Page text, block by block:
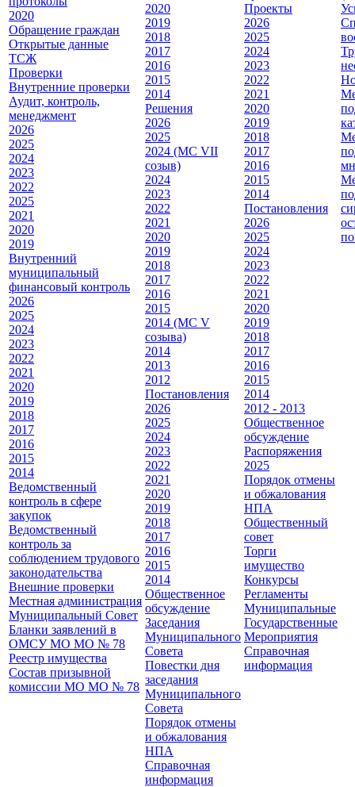
2020
Обращение граждан
Открытые данные
ТСЖ
Проверки
Внутренние проверки
Аудит, контроль,
менеджмент
2026
2025
2024
2023
2022
2025
2021
2020
2019
Внутренний
муниципальный
финансовый контроль
2026
2025
2024
2023
2022
2021
2020
2019
2018
2017
2016
2015
2014
Ведомственный
контроль в сфере
закупок
Ведомственный
контроль за
соблюдением трудового
законодательства
Внешние проверки
Местная администрация
Муниципальный Совет
Бланки заявлений в
ОМСУ МО МО № 78
Реестр имущества
Состав призывной
комиссии МО МО № 78
2020
2019
2018
2017
2016
2015
2014
Решения
2026
2025
2024 (МС VII
созыв)
2024
2023
2022
2021
2020
2019
2018
2017
2016
2015
2014 (МС V
созыва)
2014
2013
2012
Постановления
2026
2025
2024
2023
2022
2021
2020
2019
2018
2017
2016
2015
2014
Общественное
обсуждение
Заседания
Муниципального
Совета
Повестки дня
заседания
Муниципального
Совета
Порядок отмены
и обжалования
НПА
Справочная
информация
Проекты
2026
2025
2024
2023
2022
2021
2020
2019
2018
2017
2016
2015
2014
Постановления
2026
2025
2024
2023
2022
2021
2020
2019
2018
2017
2016
2015
2014
2012 - 2013
Общественное
обсуждение
Распоряжения
2025
Порядок отмены
и обжалования
НПА
Общественный
совет
Торги
имущество
Конкурсы
Регламенты
Муниципальные
Государственные
Мероприятия
Справочная
информация